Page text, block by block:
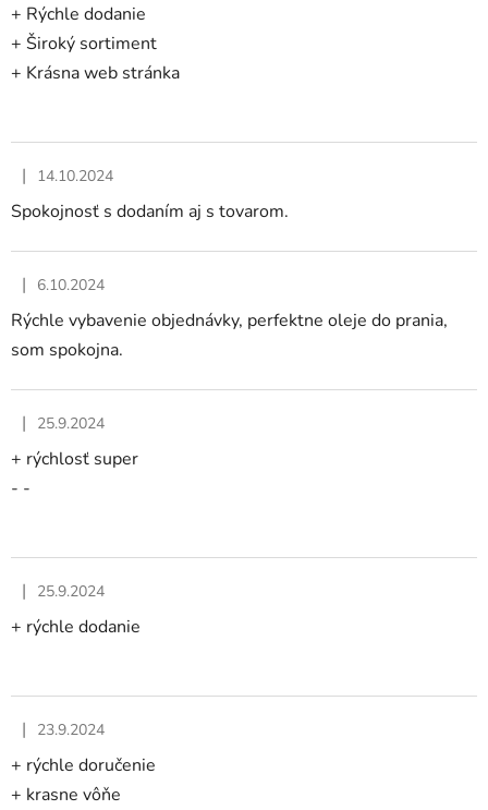
+ Rýchle dodanie
+ Široký sortiment
+ Krásna web stránka
Hodnotenie obchodu je 5 z 5 hviezdičiek.
| 14.10.2024
Spokojnosť s dodaním aj s tovarom.
Hodnotenie obchodu je 5 z 5 hviezdičiek.
| 6.10.2024
Rýchle vybavenie objednávky, perfektne oleje do prania,
som spokojna.
Hodnotenie obchodu je 5 z 5 hviezdičiek.
| 25.9.2024
+ rýchlosť super
- -
Hodnotenie obchodu je 5 z 5 hviezdičiek.
| 25.9.2024
+ rýchle dodanie
Hodnotenie obchodu je 5 z 5 hviezdičiek.
| 23.9.2024
+ rýchle doručenie
+ krasne vôňe